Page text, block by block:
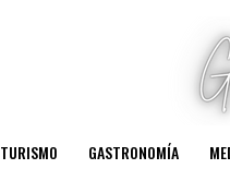
TURISMO GASTRONOMÍA